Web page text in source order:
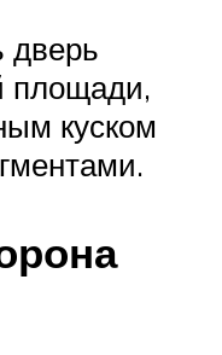
дверь
площади,
куском